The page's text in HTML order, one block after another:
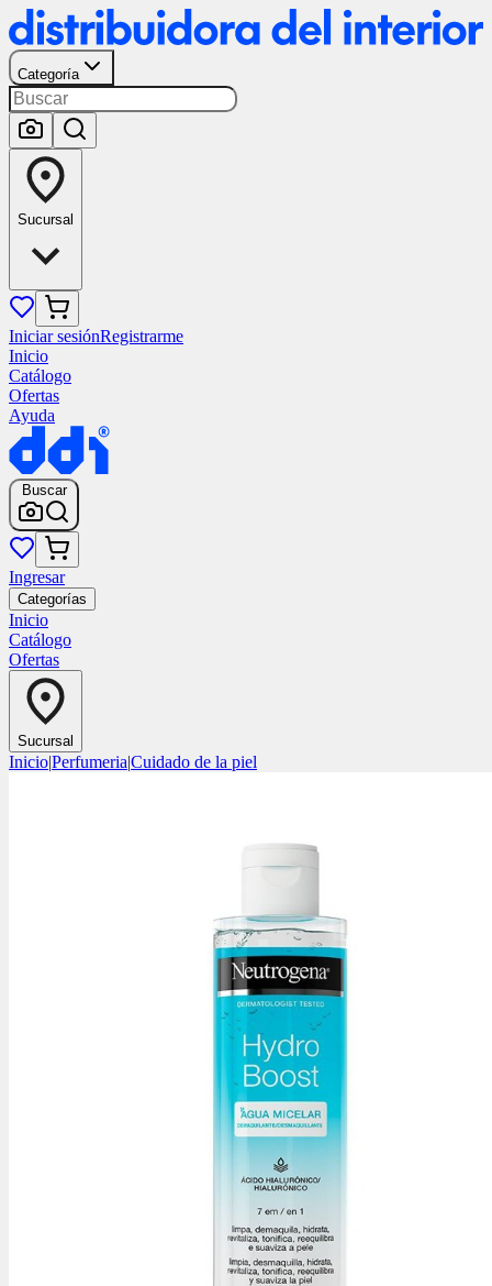
Categoría
Sucursal
Iniciar sesiónRegistrarme
Inicio
Catálogo
Ofertas
Ayuda
Buscar
Ingresar
Categorías
Inicio
Catálogo
Ofertas
Sucursal
Inicio|Perfumeria|Cuidado de la piel